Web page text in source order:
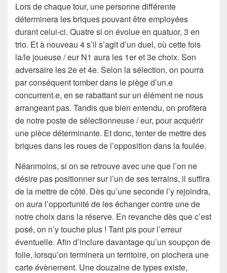
Lors de chaque tour, une personne différente
déterminera les briques pouvant être employées
durant celui-ci. Quatre si on évolue en quatuor, 3 en
trio. Et à nouveau 4 s’il s’agit d’un duel, où cette fois
la/le joueuse / eur N1 aura les 1er et 3e choix. Son
adversaire les 2e et 4e. Selon la sélection, on pourra
par conséquent tomber dans le piège d’un.e
concurrent.e, en se rabattant sur un élément ne nous
arrangeant pas. Tandis que bien entendu, on profitera
de notre poste de sélectionneuse / eur, pour acquérir
une pièce déterminante. Et donc, tenter de mettre des
briques dans les roues de l’opposition dans la foulée.
Néanmoins, si on se retrouve avec une que l’on ne
désire pas positionner sur l’un de ses terrains, il suffira
de la mettre de côté. Dès qu’une seconde l’y rejoindra,
on aura l’opportunité de les échanger contre une de
notre choix dans la réserve. En revanche dès que c’est
posé, on n’y touche plus ! Tant pis pour l’erreur
éventuelle. Afin d’inclure davantage qu’un soupçon de
folie, lorsqu’on terminera un territoire, on piochera une
carte évènement. Une douzaine de types existe,